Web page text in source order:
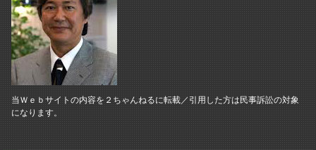
当Ｗｅｂサイトの内容を２ちゃんねるに転載／引用した方は民事訴訟の対象
になります。